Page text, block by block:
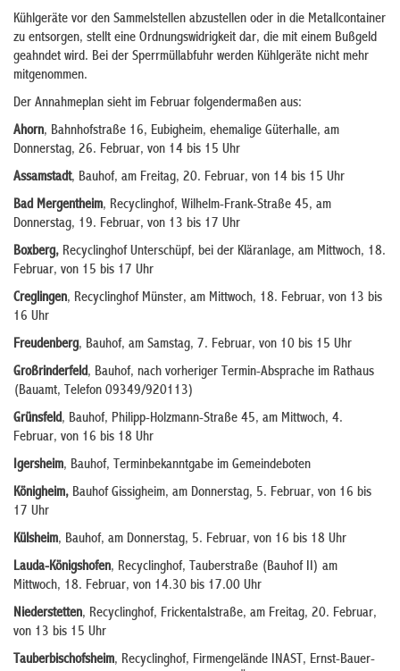
Kühlgeräte vor den Sammelstellen abzustellen oder in die Metallcontainer
zu entsorgen, stellt eine Ordnungswidrigkeit dar, die mit einem Bußgeld
geahndet wird. Bei der Sperrmüllabfuhr werden Kühlgeräte nicht mehr
mitgenommen.
Der Annahmeplan sieht im Februar folgendermaßen aus:
Ahorn, Bahnhofstraße 16, Eubigheim, ehemalige Güterhalle, am
Donnerstag, 26. Februar, von 14 bis 15 Uhr
Assamstadt, Bauhof, am Freitag, 20. Februar, von 14 bis 15 Uhr
Bad Mergentheim, Recyclinghof, Wilhelm-Frank-Straße 45, am
Donnerstag, 19. Februar, von 13 bis 17 Uhr
Boxberg, Recyclinghof Unterschüpf, bei der Kläranlage, am Mittwoch, 18.
Februar, von 15 bis 17 Uhr
Creglingen, Recyclinghof Münster, am Mittwoch, 18. Februar, von 13 bis
16 Uhr
Freudenberg, Bauhof, am Samstag, 7. Februar, von 10 bis 15 Uhr
Großrinderfeld, Bauhof, nach vorheriger Termin-Absprache im Rathaus
(Bauamt, Telefon 09349/920113)
Grünsfeld, Bauhof, Philipp-Holzmann-Straße 45, am Mittwoch, 4.
Februar, von 16 bis 18 Uhr
Igersheim, Bauhof, Terminbekanntgabe im Gemeindeboten
Königheim, Bauhof Gissigheim, am Donnerstag, 5. Februar, von 16 bis
17 Uhr
Külsheim, Bauhof, am Donnerstag, 5. Februar, von 16 bis 18 Uhr
Lauda-Königshofen, Recyclinghof, Tauberstraße (Bauhof II) am
Mittwoch, 18. Februar, von 14.30 bis 17.00 Uhr
Niederstetten, Recyclinghof, Frickentalstraße, am Freitag, 20. Februar,
von 13 bis 15 Uhr
Tauberbischofsheim, Recyclinghof, Firmengelände INAST, Ernst-Bauer-